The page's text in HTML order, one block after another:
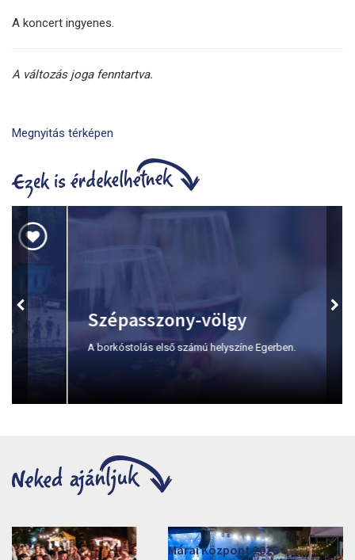
A koncert ingyenes.
A változás joga fenntartva.
Megnyitás térképen
Szépasszony-völgy
A borkóstolás első számú helyszíne Egerben.
Márai Központ 2026